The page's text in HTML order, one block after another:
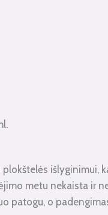
metu nekaista ir
patogu, o